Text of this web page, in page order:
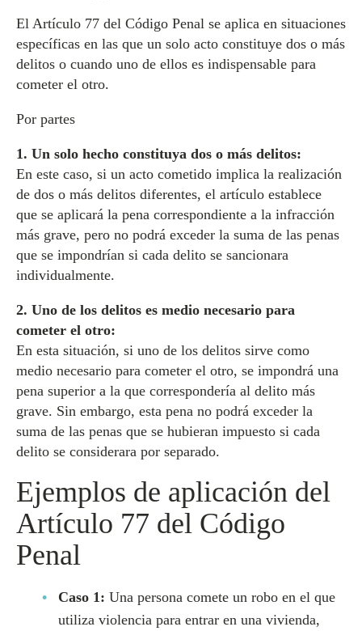
El Artículo 77 del Código Penal se aplica en situaciones
específicas en las que un solo acto constituye dos o más
delitos o cuando uno de ellos es indispensable para
cometer el otro.
Por partes
1. Un solo hecho constituya dos o más delitos:
En este caso, si un acto cometido implica la realización
de dos o más delitos diferentes, el artículo establece
que se aplicará la pena correspondiente a la infracción
más grave, pero no podrá exceder la suma de las penas
que se impondrían si cada delito se sancionara
individualmente.
2. Uno de los delitos es medio necesario para
cometer el otro:
En esta situación, si uno de los delitos sirve como
medio necesario para cometer el otro, se impondrá una
pena superior a la que correspondería al delito más
grave. Sin embargo, esta pena no podrá exceder la
suma de las penas que se hubieran impuesto si cada
delito se considerara por separado.
Ejemplos de aplicación del
Artículo 77 del Código
Penal
Caso 1: Una persona comete un robo en el que
utiliza violencia para entrar en una vivienda,